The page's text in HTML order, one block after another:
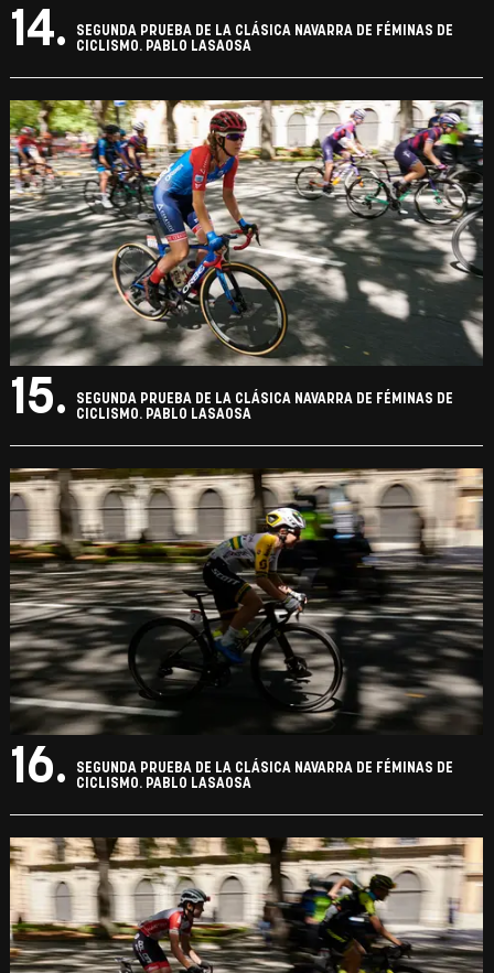
14.
SEGUNDA PRUEBA DE LA CLÁSICA NAVARRA DE FÉMINAS DE
CICLISMO. PABLO LASAOSA
15.
SEGUNDA PRUEBA DE LA CLÁSICA NAVARRA DE FÉMINAS DE
CICLISMO. PABLO LASAOSA
16.
SEGUNDA PRUEBA DE LA CLÁSICA NAVARRA DE FÉMINAS DE
CICLISMO. PABLO LASAOSA